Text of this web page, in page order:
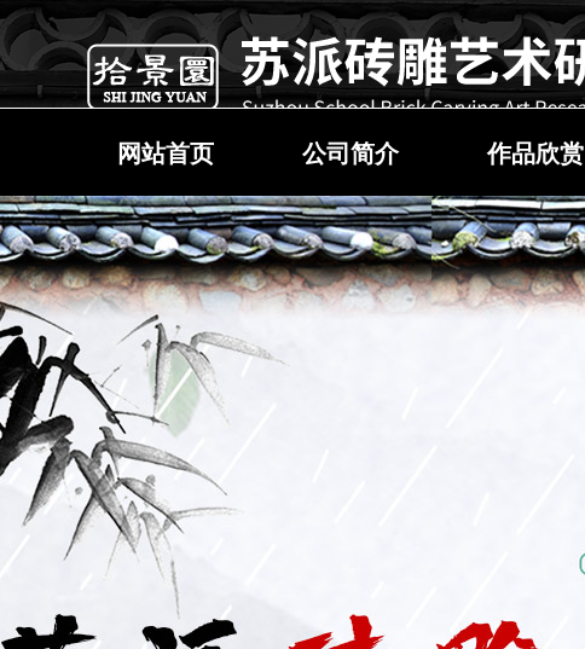
网站首页 公司简介 作品欣赏